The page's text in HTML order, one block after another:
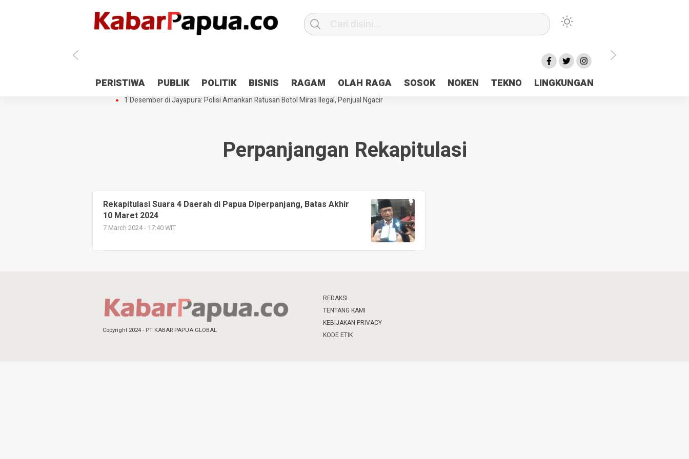
PERISTIWA PUBLIK POLITIK BISNIS RAGAM OLAH RAGA SOSOK NOKEN TEKNO LINGKUNGAN
Antisipasi 1 Desember, TNI Polri Patroli 2×24 jam di Kota Jayapura
Pesan Sejuk Polri di Deklarasi Pemilu Ceria Tanah Papua
Gedung Perpustakaan SMPN 5 Sentani Terbakar
Hibah Pilkada Jayapura Cair 10 Persen, Deposit Kas Daerah Rp23 Miliar Disorot
1 Desember di Jayapura: Polisi Amankan Ratusan Botol Miras Ilegal, Penjual Ngacir
Perpanjangan Rekapitulasi
Rekapitulasi Suara 4 Daerah di Papua Diperpanjang, Batas Akhir
10 Maret 2024
7 March 2024 - 17:40 WIT
Copyright 2024 - PT KABAR PAPUA GLOBAL
REDAKSI
TENTANG KAMI
KEBIJAKAN PRIVACY
KODE ETIK